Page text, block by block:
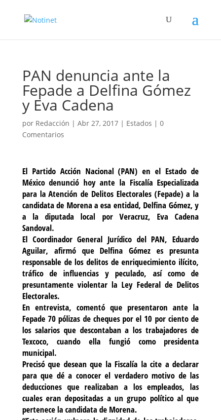
PAN denuncia ante la
Fepade a Delfina Gómez
y Eva Cadena
por Redacción | Abr 27, 2017| Estados | 0
Comentarios
El Partido Acción Nacional (PAN) en el Estado de
México denunció hoy ante la Fiscalía Especializada
para la Atención de Delitos Electorales (Fepade) a la
candidata de Morena a esa entidad, Delfina Gómez, y
a la diputada local por Veracruz, Eva Cadena
Sandoval.
El Coordinador General Jurídico del PAN, Eduardo
Aguilar, afirmó que Delfina Gómez es presunta
responsable de los delitos de enriquecimiento ilícito,
tráfico de influencias y peculado, así como de
presuntamente violentar la Ley Federal de Delitos
Electorales.
En entrevista, comentó que presentaron ante la
Fepade 70 pólizas de cheques por el 10 por ciento de
los salarios que descontaban a los trabajadores de
Texcoco, cuando ella fungió como presidenta
municipal.
Precisó que desean que la Fiscalía la cite a declarar
para que dé a conocer el verdadero motivo de las
deducciones que realizaban a los empleados, las
cuales eran depositadas a un grupo político al que
pertenece la candidata de Morena.